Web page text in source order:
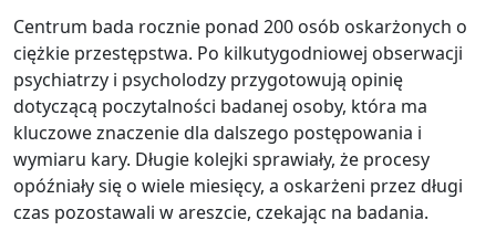
Centrum bada rocznie ponad 200 osób oskarżonych o
ciężkie przestępstwa. Po kilkutygodniowej obserwacji
psychiatrzy i psycholodzy przygotowują opinię
dotyczącą poczytalności badanej osoby, która ma
kluczowe znaczenie dla dalszego postępowania i
wymiaru kary. Długie kolejki sprawiały, że procesy
opóźniały się o wiele miesięcy, a oskarżeni przez długi
czas pozostawali w areszcie, czekając na badania.